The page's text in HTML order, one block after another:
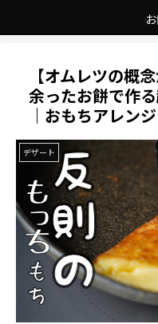
【オムレツの概
余ったお餅で作
｜おもちアレン
デザート